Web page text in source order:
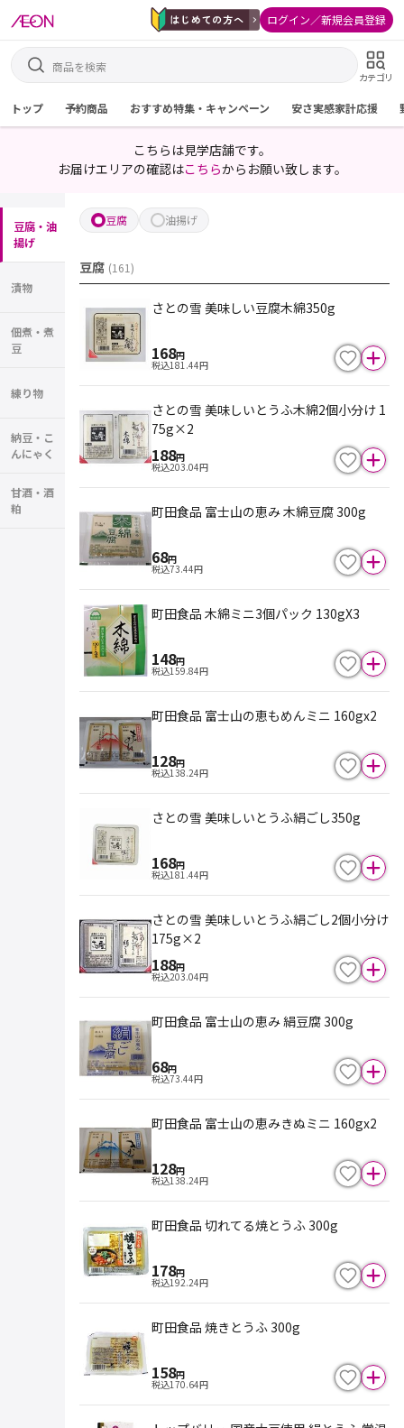
ログイン／新規会員登録
カテゴリ
トップ 予約商品 おすすめ特集・キャンペーン 安さ実感家計応援
こちらは見学店舗です。
お届けエリアの確認はこちらからお願い致します。
豆腐・油
揚げ
漬物
佃煮・煮
豆
練り物
納豆・こ
んにゃく
甘酒・酒
粕
豆腐 油揚げ
豆腐 (161)
さとの雪 美味しい豆腐木綿350g
168円
税込181.44円
さとの雪 美味しいとうふ木綿2個小分け 1
75g×2
188円
税込203.04円
町田食品 富士山の恵み 木綿豆腐 300g
68円
税込73.44円
町田食品 木綿ミニ3個パック 130gX3
148円
税込159.84円
町田食品 富士山の恵もめんミニ 160gx2
128円
税込138.24円
さとの雪 美味しいとうふ絹ごし350g
168円
税込181.44円
さとの雪 美味しいとうふ絹ごし2個小分け
175g×2
188円
税込203.04円
町田食品 富士山の恵み 絹豆腐 300g
68円
税込73.44円
町田食品 富士山の恵みきぬミニ 160gx2
128円
税込138.24円
町田食品 切れてる焼とうふ 300g
178円
税込192.24円
町田食品 焼きとうふ 300g
158円
税込170.64円